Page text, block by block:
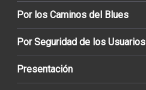
Por los Caminos del Blues
Por Seguridad de los Usuarios
Presentación